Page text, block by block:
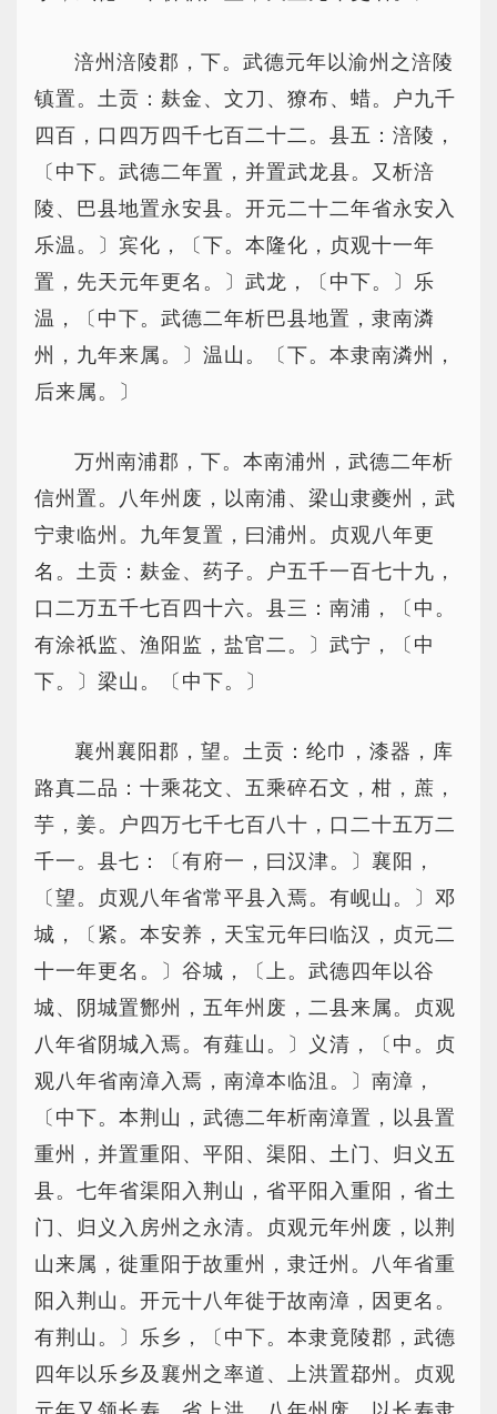
涪州涪陵郡，下。武德元年以渝州之涪陵
镇置。土贡：麸金、文刀、獠布、蜡。户九千
四百，口四万四千七百二十二。县五：涪陵，
〔中下。武德二年置，并置武龙县。又析涪
陵、巴县地置永安县。开元二十二年省永安入
乐温。〕宾化，〔下。本隆化，贞观十一年
置，先天元年更名。〕武龙，〔中下。〕乐
温，〔中下。武德二年析巴县地置，隶南潾
州，九年来属。〕温山。〔下。本隶南潾州，
后来属。〕
万州南浦郡，下。本南浦州，武德二年析
信州置。八年州废，以南浦、梁山隶夔州，武
宁隶临州。九年复置，曰浦州。贞观八年更
名。土贡：麸金、药子。户五千一百七十九，
口二万五千七百四十六。县三：南浦，〔中。
有涂祇监、渔阳监，盐官二。〕武宁，〔中
下。〕梁山。〔中下。〕
襄州襄阳郡，望。土贡：纶巾，漆器，库
路真二品：十乘花文、五乘碎石文，柑，蔗，
芋，姜。户四万七千七百八十，口二十五万二
千一。县七：〔有府一，曰汉津。〕襄阳，
〔望。贞观八年省常平县入焉。有岘山。〕邓
城，〔紧。本安养，天宝元年曰临汉，贞元二
十一年更名。〕谷城，〔上。武德四年以谷
城、阴城置酂州，五年州废，二县来属。贞观
八年省阴城入焉。有薤山。〕义清，〔中。贞
观八年省南漳入焉，南漳本临沮。〕南漳，
〔中下。本荆山，武德二年析南漳置，以县置
重州，并置重阳、平阳、渠阳、土门、归义五
县。七年省渠阳入荆山，省平阳入重阳，省土
门、归义入房州之永清。贞观元年州废，以荆
山来属，徙重阳于故重州，隶迁州。八年省重
阳入荆山。开元十八年徙于故南漳，因更名。
有荆山。〕乐乡，〔中下。本隶竟陵郡，武德
四年以乐乡及襄州之率道、上洪置鄀州。贞观